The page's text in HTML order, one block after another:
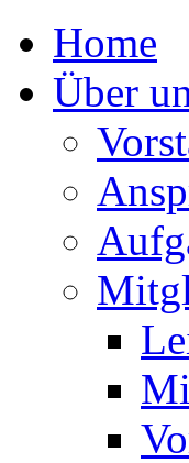
Home
Über